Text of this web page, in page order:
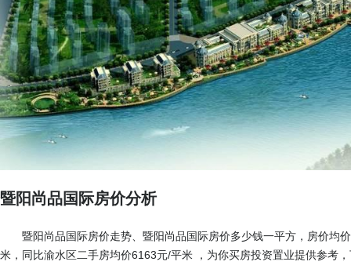
暨阳尚品国际房价分析
暨阳尚品国际房价走势、暨阳尚品国际房价多少钱一平方，房价均
米，同比渝水区二手房均价6163元/平米 ，为你买房投资置业提供参考